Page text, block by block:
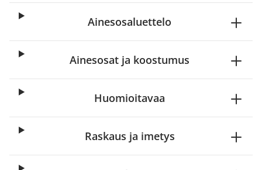
Ainesosaluettelo
Ainesosat ja koostumus
Huomioitavaa
Raskaus ja imetys